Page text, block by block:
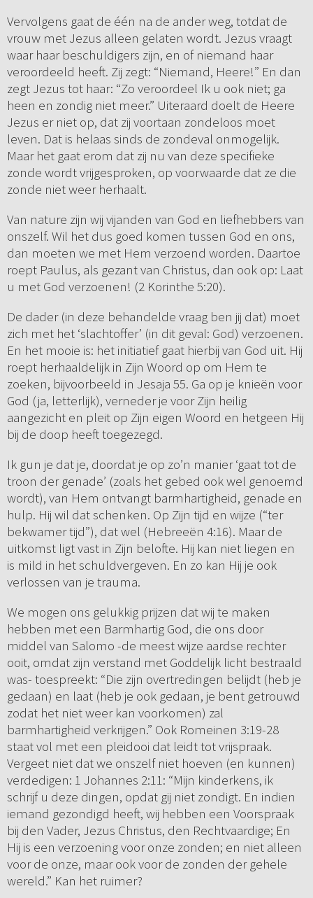
Vervolgens gaat de één na de ander weg, totdat de
vrouw met Jezus alleen gelaten wordt. Jezus vraagt
waar haar beschuldigers zijn, en of niemand haar
veroordeeld heeft. Zij zegt: “Niemand, Heere!” En dan
zegt Jezus tot haar: “Zo veroordeel Ik u ook niet; ga
heen en zondig niet meer.” Uiteraard doelt de Heere
Jezus er niet op, dat zij voortaan zondeloos moet
leven. Dat is helaas sinds de zondeval onmogelijk.
Maar het gaat erom dat zij nu van deze specifieke
zonde wordt vrijgesproken, op voorwaarde dat ze die
zonde niet weer herhaalt.
Van nature zijn wij vijanden van God en liefhebbers van
onszelf. Wil het dus goed komen tussen God en ons,
dan moeten we met Hem verzoend worden. Daartoe
roept Paulus, als gezant van Christus, dan ook op: Laat
u met God verzoenen! (2 Korinthe 5:20).
De dader (in deze behandelde vraag ben jij dat) moet
zich met het ‘slachtoffer’ (in dit geval: God) verzoenen.
En het mooie is: het initiatief gaat hierbij van God uit. Hij
roept herhaaldelijk in Zijn Woord op om Hem te
zoeken, bijvoorbeeld in Jesaja 55. Ga op je knieën voor
God (ja, letterlijk), verneder je voor Zijn heilig
aangezicht en pleit op Zijn eigen Woord en hetgeen Hij
bij de doop heeft toegezegd.
Ik gun je dat je, doordat je op zo’n manier ‘gaat tot de
troon der genade’ (zoals het gebed ook wel genoemd
wordt), van Hem ontvangt barmhartigheid, genade en
hulp. Hij wil dat schenken. Op Zijn tijd en wijze (“ter
bekwamer tijd”), dat wel (Hebreeën 4:16). Maar de
uitkomst ligt vast in Zijn belofte. Hij kan niet liegen en
is mild in het schuldvergeven. En zo kan Hij je ook
verlossen van je trauma.
We mogen ons gelukkig prijzen dat wij te maken
hebben met een Barmhartig God, die ons door
middel van Salomo -de meest wijze aardse rechter
ooit, omdat zijn verstand met Goddelijk licht bestraald
was- toespreekt: “Die zijn overtredingen belijdt (heb je
gedaan) en laat (heb je ook gedaan, je bent getrouwd
zodat het niet weer kan voorkomen) zal
barmhartigheid verkrijgen.” Ook Romeinen 3:19-28
staat vol met een pleidooi dat leidt tot vrijspraak.
Vergeet niet dat we onszelf niet hoeven (en kunnen)
verdedigen: 1 Johannes 2:11: “Mijn kinderkens, ik
schrijf u deze dingen, opdat gij niet zondigt. En indien
iemand gezondigd heeft, wij hebben een Voorspraak
bij den Vader, Jezus Christus, den Rechtvaardige; En
Hij is een verzoening voor onze zonden; en niet alleen
voor de onze, maar ook voor de zonden der gehele
wereld.” Kan het ruimer?